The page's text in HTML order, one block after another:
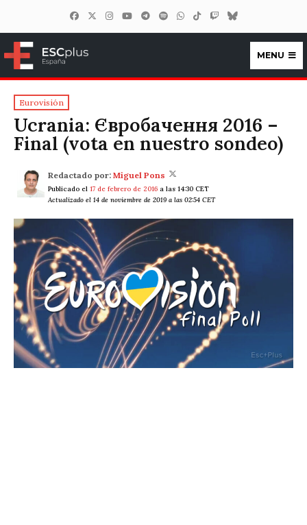
ESCplus España
MENU
Eurovisión
Ucrania: Євробачення 2016 –
Final (vota en nuestro sondeo)
Redactado por: Miguel Pons
Publicado el 17 de febrero de 2016 a las 14:30 CET
Actualizado el 14 de noviembre de 2019 a las 02:54 CET